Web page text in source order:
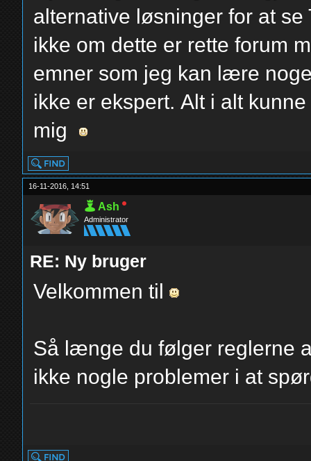
alternative løsninger for at
ikke om dette er rette forum
emner som jeg kan lære
ikke er ekspert. Alt i alt
mig
16-11-2016, 14:51
Ash
Administrator
RE: Ny bruger
Velkommen til
Så længe du følger reglerne
ikke nogle problemer i at